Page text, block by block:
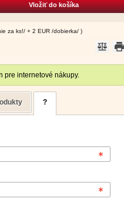
Vložiť do košíka
za ks!/ + 2 EUR /dobierka/ )
pre internetové nákupy.
?